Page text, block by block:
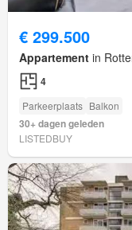
€ 299.500
Appartement in
4
Parkeerplaats Balkon
30+ dagen geleden
LISTEDBUY